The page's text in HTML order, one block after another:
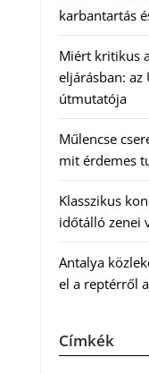
karbantartás
Miért kritikus
eljárásban:
útmutatója
Műlencse
mit érdemes
Klasszikus
időtálló zenei
Antalya
el a reptérről
Címkék